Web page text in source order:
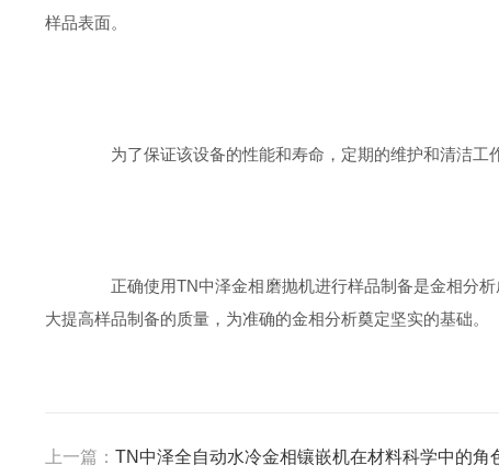
样品表面。
为了保证该设备的性能和寿命，定期的维护和清洁工
正确使用TN中泽金相磨抛机进行样品制备是金相分析
大提高样品制备的质量，为准确的金相分析奠定坚实的基础。
上一篇： TN中泽全自动水冷金相镶嵌机在材料科学中的角